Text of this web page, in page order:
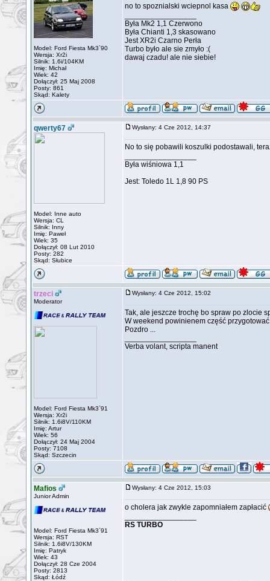
Model: Ford Fiesta Mk3`90
Wersja: Xr2i
Silnik: 1.6i/104KM
Imię: Michał
Wiek: 42
Dołączył: 25 Maj 2008
Posty: 861
Skąd: Kalety
no to spoznialski wciepnol kasa
Była Mk2 1,1 Czerwono
Była Chianti 1,3 skasowano
Jest XR2i Czarno Perła
Turbo było ale sie zmyło :(
dawaj czadu! ale nie siebie!
qwerty67
Model: Inne auto
Wersja: CL
Silnik: Inny
Imię: Paweł
Wiek: 35
Dołączył: 08 Lut 2010
Posty: 282
Skąd: Słubice
Wysłany: 4 Cze 2012, 14:37
No to się pobawili koszulki podostawali,
Była wiśniowa 1,1
Jest: Toledo 1L 1,8 90 PS
trzeci
Moderator
Model: Ford Fiesta Mk3`91
Wersja: Xr2i
Silnik: 1.6i8V/110KM
Imię: Artur
Wiek: 56
Dołączył: 24 Maj 2004
Posty: 7108
Skąd: Szczecin
Wysłany: 4 Cze 2012, 15:02
Tak, ale jeszcze trochę bo spraw po zlocie
W weekend powinienem część przygotować
Pozdro ...
Verba volant, scripta manent
Mafios
Junior Admin
Model: Ford Fiesta Mk3`91
Wersja: RST
Silnik: 1.6i8V/130KM
Imię: Patryk
Wiek: 43
Dołączył: 28 Cze 2004
Posty: 2813
Skąd: Łódź
Wysłany: 4 Cze 2012, 15:03
o cholera jak zwykle zapomniałem zapłacić
RS TURBO